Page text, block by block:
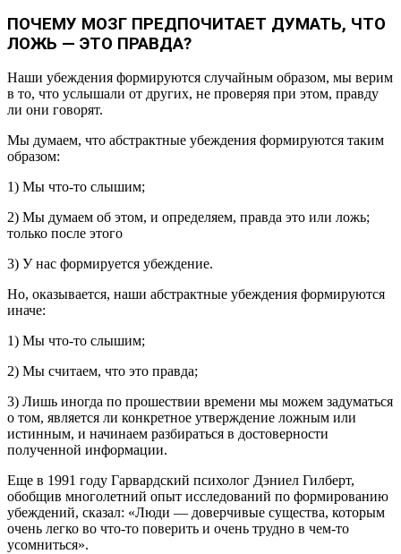
ПОЧЕМУ МОЗГ ПРЕДПОЧИТАЕТ ДУМАТЬ, ЧТО
ЛОЖЬ — ЭТО ПРАВДА?
Наши убеждения формируются случайным образом, мы верим
в то, что услышали от других, не проверяя при этом, правду
ли они говорят.
Мы думаем, что абстрактные убеждения формируются таким
образом:
1) Мы что-то слышим;
2) Мы думаем об этом, и определяем, правда это или ложь;
только после этого
3) У нас формируется убеждение.
Но, оказывается, наши абстрактные убеждения формируются
иначе:
1) Мы что-то слышим;
2) Мы считаем, что это правда;
3) Лишь иногда по прошествии времени мы можем задуматься
о том, является ли конкретное утверждение ложным или
истинным, и начинаем разбираться в достоверности
полученной информации.
Еще в 1991 году Гарвардский психолог Дэниел Гилберт,
обобщив многолетний опыт исследований по формированию
убеждений, сказал: «Люди — доверчивые существа, которым
очень легко во что-то поверить и очень трудно в чем-то
усомниться».